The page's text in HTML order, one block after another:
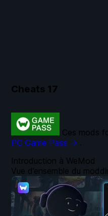
Cheats 17
Introduction à WeMod
Vue d’ensemble du
Ces mods
PC Game Pass → .